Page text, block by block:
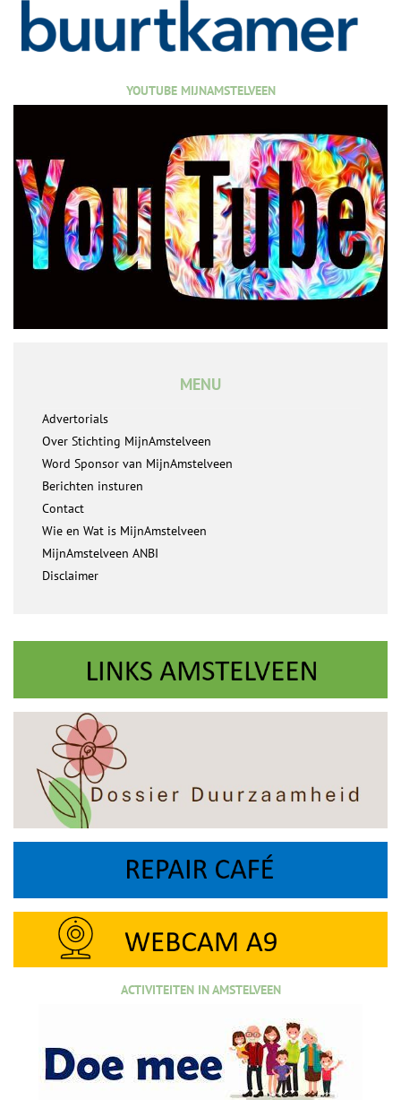
YOUTUBE MIJNAMSTELVEEN
MENU
Advertorials
Over Stichting MijnAmstelveen
Word Sponsor van MijnAmstelveen
Berichten insturen
Contact
Wie en Wat is MijnAmstelveen
MijnAmstelveen ANBI
Disclaimer
ACTIVITEITEN IN AMSTELVEEN